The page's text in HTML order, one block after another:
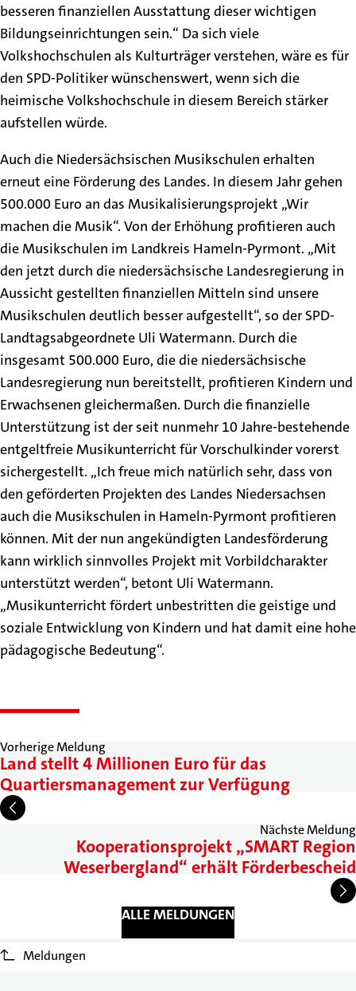
besseren finanziellen Ausstattung dieser wichtigen
Bildungseinrichtungen sein.“ Da sich viele
Volkshochschulen als Kulturträger verstehen, wäre es für
den SPD-Politiker wünschenswert, wenn sich die
heimische Volkshochschule in diesem Bereich stärker
aufstellen würde.
Auch die Niedersächsischen Musikschulen erhalten
erneut eine Förderung des Landes. In diesem Jahr gehen
500.000 Euro an das Musikalisierungsprojekt „Wir
machen die Musik“. Von der Erhöhung profitieren auch
die Musikschulen im Landkreis Hameln-Pyrmont. „Mit
den jetzt durch die niedersächsische Landesregierung in
Aussicht gestellten finanziellen Mitteln sind unsere
Musikschulen deutlich besser aufgestellt“, so der SPD-
Landtagsabgeordnete Uli Watermann. Durch die
insgesamt 500.000 Euro, die die niedersächsische
Landesregierung nun bereitstellt, profitieren Kindern und
Erwachsenen gleichermaßen. Durch die finanzielle
Unterstützung ist der seit nunmehr 10 Jahre-bestehende
entgeltfreie Musikunterricht für Vorschulkinder vorerst
sichergestellt. „Ich freue mich natürlich sehr, dass von
den geförderten Projekten des Landes Niedersachsen
auch die Musikschulen in Hameln-Pyrmont profitieren
können. Mit der nun angekündigten Landesförderung
kann wirklich sinnvolles Projekt mit Vorbildcharakter
unterstützt werden“, betont Uli Watermann.
„Musikunterricht fördert unbestritten die geistige und
soziale Entwicklung von Kindern und hat damit eine hohe
pädagogische Bedeutung“.
Vorherige Meldung
Land stellt 4 Millionen Euro für das
Quartiersmanagement zur Verfügung
Nächste Meldung
Kooperationsprojekt „SMART Region
Weserbergland“ erhält Förderbescheid
ALLE MELDUNGEN
Meldungen